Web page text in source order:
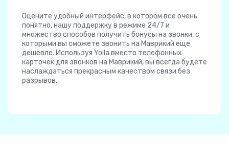
Оцените удобный интерфейс, в котором все очень
понятно, нашу поддержку в режиме 24/7 и
множество способов получить бонусы на звонки, с
которыми вы сможете звонить на Маврикий еще
дешевле. Используя Yolla вместо телефонных
карточек для звонков на Маврикий, вы всегда будете
наслаждаться прекрасным качеством связи без
разрывов.